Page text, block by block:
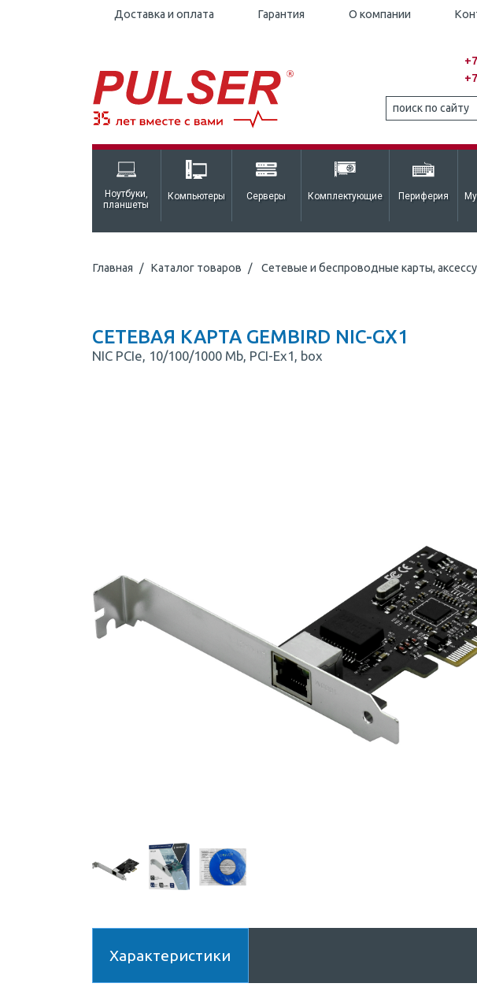
Доставка и оплата Гарантия О компании
Ноутбуки,
планшеты
Компьютеры Серверы Комплектующие Периферия
Главная Каталог товаров Сетевые и беспроводные карты,
СЕТЕВАЯ КАРТА GEMBIRD NIC-GX1
NIC PCIe, 10/100/1000 Mb, PCI-Ex1, box
Характеристики